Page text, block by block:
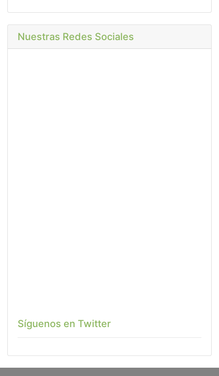
Nuestras Redes Sociales
Síguenos en Twitter